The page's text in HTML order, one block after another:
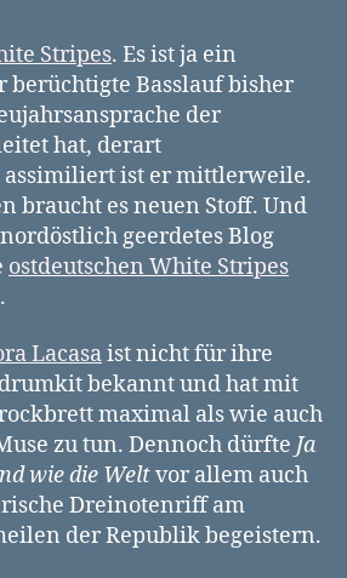
Fußball
ist
rund
wie
Welt“
Stripes. Es ist ja ein
berüchtigte Basslauf bisher
der
hat, derart
ist er mittlerweile.
braucht es neuen Stoff. Und
geerdetes Blog
ostdeutschen White Stripes
Lacasaist nicht für ihre
bekannt und hat mit
maximal als wie auch
zu tun. Dennoch dürfte Ja
wie die Weltvor allem auch
Dreinotenriff am
der Republik begeistern.